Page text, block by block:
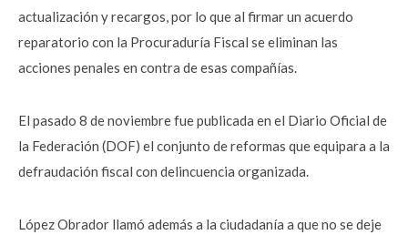
actualización y recargos, por lo que al firmar un acuerdo
reparatorio con la Procuraduría Fiscal se eliminan las
acciones penales en contra de esas compañías.
El pasado 8 de noviembre fue publicada en el Diario Oficial de
la Federación (DOF) el conjunto de reformas que equipara a la
defraudación fiscal con delincuencia organizada.
López Obrador llamó además a la ciudadanía a que no se deje